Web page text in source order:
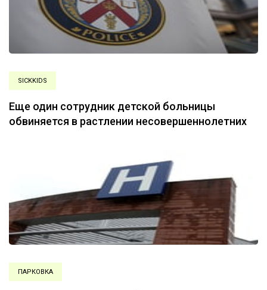
SICKKIDS
Еще один сотрудник детской больницы
обвиняется в растлении несовершеннолетних
ПАРКОВКА